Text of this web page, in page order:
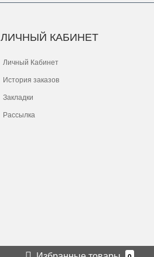
ЛИЧНЫЙ КАБИНЕТ
Личный Кабинет
История заказов
Закладки
Рассылка